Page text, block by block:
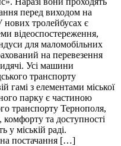
перед виходом на
нових тролейбусах є
відеоспостереження,
для маломобільних
на перевезення
Усі машини
транспорту
гамі з елементами міської
парку є частиною
транспорту Тернополя,
та доступності
у міській раді.
на постачання […]